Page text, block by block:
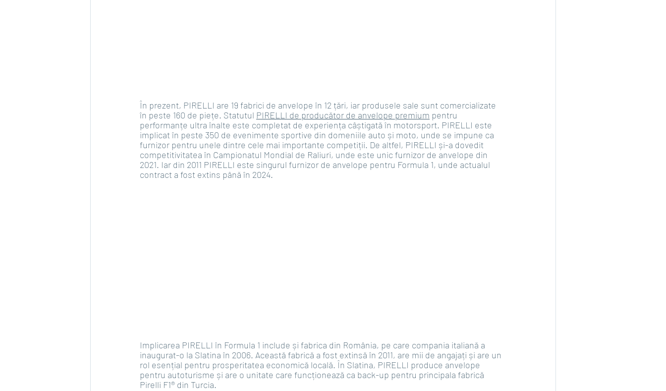
În prezent, PIRELLI are 19 fabrici de anvelope în 12 țări, iar produsele sale sunt comercializate
în peste 160 de piețe. Statutul PIRELLI de producător de anvelope premium pentru
performanțe ultra înalte este completat de experiența câștigată în motorsport. PIRELLI este
implicat în peste 350 de evenimente sportive din domeniile auto și moto, unde se impune ca
furnizor pentru unele dintre cele mai importante competiții. De altfel, PIRELLI și-a dovedit
competitivitatea în Campionatul Mondial de Raliuri, unde este unic furnizor de anvelope din
2021. Iar din 2011 PIRELLI este singurul furnizor de anvelope pentru Formula 1, unde actualul
contract a fost extins până în 2024.
Implicarea PIRELLI în Formula 1 include și fabrica din România, pe care compania italiană a
inaugurat-o la Slatina în 2006. Această fabrică a fost extinsă în 2011, are mii de angajați și are un
rol esențial pentru prosperitatea economică locală. În Slatina, PIRELLI produce anvelope
pentru autoturisme și are o unitate care funcționează ca back-up pentru principala fabrică
Pirelli F1® din Turcia.